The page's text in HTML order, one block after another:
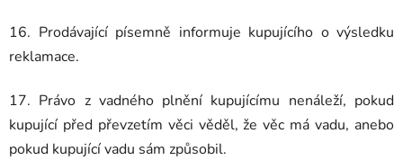
16. Prodávající písemně informuje kupujícího o výsledku
reklamace.
17. Právo z vadného plnění kupujícímu nenáleží, pokud
kupující před převzetím věci věděl, že věc má vadu, anebo
pokud kupující vadu sám způsobil.